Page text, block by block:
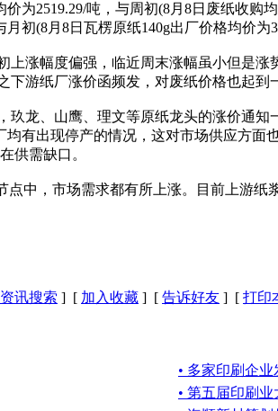
2519.29/吨，与周初(8月8日废纸收购
初(8月8日瓦楞原纸140g出厂价格均价为
幅度偏强，临近周末涨幅虽小但是涨
游纸厂涨价函频发，对废纸价格也起到
、山鹰、理文等原纸龙头的涨价通知
有出现停产的情况，这对市场供应方
供需缺口。
，市场需求都有所上涨。目前上游纸
讯搜索 ] [ 加入收藏 ] [ 告诉好友 ] [ 打印
• 多家印刷企
• 第五届印刷